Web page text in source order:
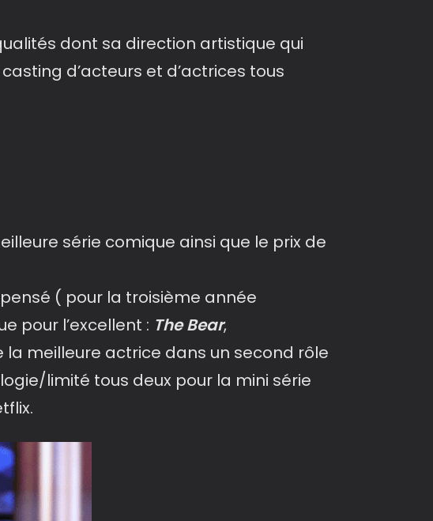
dont sa direction artistique qui
d’acteurs et d’actrices tous
série comique ainsi que le prix de
( pour la troisième année
pour l’excellent : The Bear,
meilleure actrice dans un second rôle
limité tous deux pour la mini série